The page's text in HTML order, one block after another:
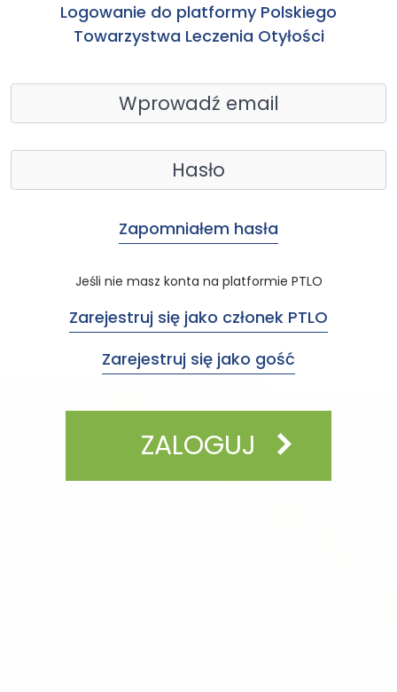
Logowanie do platformy Polskiego
Towarzystwa Leczenia Otyłości
Zapomniałem hasła
Jeśli nie masz konta na platformie PTLO
Zarejestruj się jako członek PTLO
Zarejestruj się jako gość
ZALOGUJ